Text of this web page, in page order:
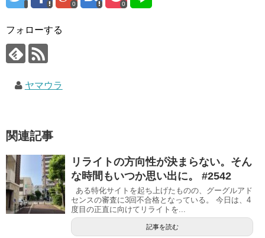
0 0
フォローする
ヤマウラ
関連記事
リライトの方向性が決まらない。そん
な時間もいつか思い出に。 #2542
ある特化サイトを起ち上げたものの、グーグルアド
センスの審査に3回不合格となっている。 今日は、4
度目の正直に向けてリライトを...
記事を読む